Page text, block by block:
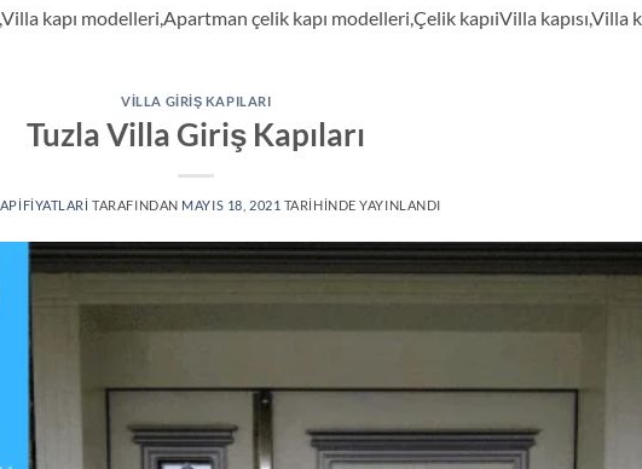
kapı modelleri,Apartman çelik kapı modelleri,Çelik kapıiVilla kapısı,Villa
VILLA GIRIŞ KAPILARI
Tuzla Villa Giriş Kapıları
TARAFINDAN MAYIS 18, 2021 TARIHINDE YAYINLANDI